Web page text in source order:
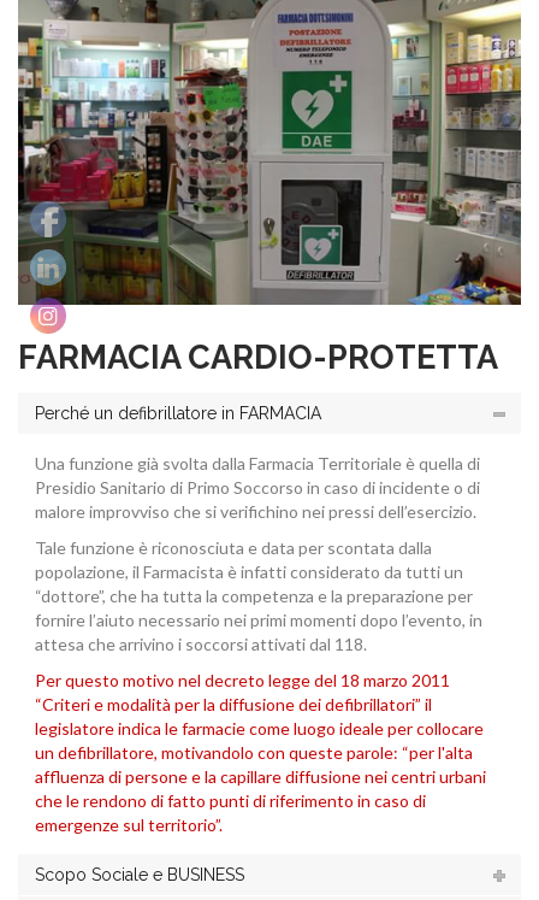
FARMACIA CARDIO-PROTETTA
Perché un defibrillatore in FARMACIA
Una funzione già svolta dalla Farmacia Territoriale è quella di
Presidio Sanitario di Primo Soccorso in caso di incidente o di
malore improvviso che si verifichino nei pressi dell’esercizio.
Tale funzione è riconosciuta e data per scontata dalla
popolazione, il Farmacista è infatti considerato da tutti un
“dottore”, che ha tutta la competenza e la preparazione per
fornire l’aiuto necessario nei primi momenti dopo l’evento, in
attesa che arrivino i soccorsi attivati dal 118.
Per questo motivo nel decreto legge del 18 marzo 2011
“Criteri e modalità per la diffusione dei defibrillatori” il
legislatore indica le farmacie come luogo ideale per collocare
un defibrillatore, motivandolo con queste parole: “per l'alta
affluenza di persone e la capillare diffusione nei centri urbani
che le rendono di fatto punti di riferimento in caso di
emergenze sul territorio”.
Scopo Sociale e BUSINESS